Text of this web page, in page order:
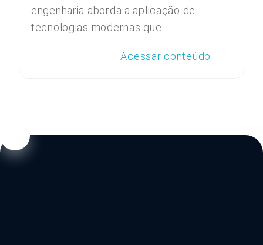
engenharia aborda a aplicação de
tecnologias modernas que...
Acessar conteúdo